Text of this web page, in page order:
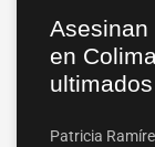
Asesinan
en
Patricia